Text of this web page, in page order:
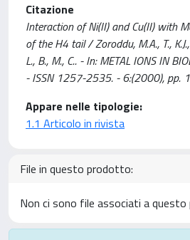
Citazione
Interaction of Ni(II) and Cu(II) with
of the H4 tail / Zoroddu, M.A., T., K.J.,
L., B., M., C.. - In: METAL IONS IN
- ISSN 1257-2535. - 6:(2000), pp.
Appare nelle tipologie:
1.1 Articolo in rivista
File in questo prodotto:
Non ci sono file associati a